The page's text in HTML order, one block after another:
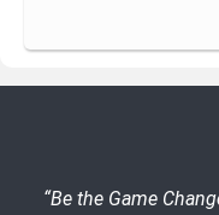
“Be the Game